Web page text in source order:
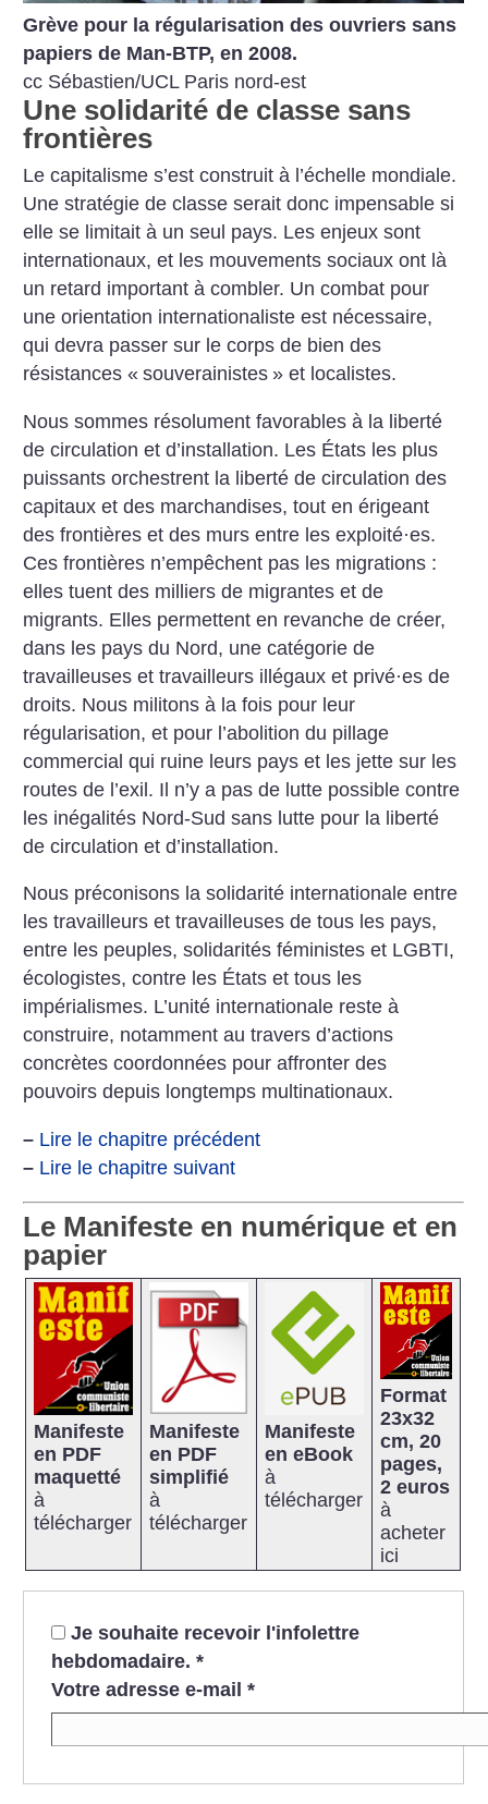
Grève pour la régularisation des ouvriers sans
papiers de Man-BTP, en 2008.
cc Sébastien/UCL Paris nord-est
Une solidarité de classe sans
frontières
Le capitalisme s’est construit à l’échelle mondiale.
Une stratégie de classe serait donc impensable si
elle se limitait à un seul pays. Les enjeux sont
internationaux, et les mouvements sociaux ont là
un retard important à combler. Un combat pour
une orientation internationaliste est nécessaire,
qui devra passer sur le corps de bien des
résistances « souverainistes » et localistes.
Nous sommes résolument favorables à la liberté
de circulation et d’installation. Les États les plus
puissants orchestrent la liberté de circulation des
capitaux et des marchandises, tout en érigeant
des frontières et des murs entre les exploité·es.
Ces frontières n’empêchent pas les migrations :
elles tuent des milliers de migrantes et de
migrants. Elles permettent en revanche de créer,
dans les pays du Nord, une catégorie de
travailleuses et travailleurs illégaux et privé·es de
droits. Nous militons à la fois pour leur
régularisation, et pour l’abolition du pillage
commercial qui ruine leurs pays et les jette sur les
routes de l’exil. Il n’y a pas de lutte possible contre
les inégalités Nord-Sud sans lutte pour la liberté
de circulation et d’installation.
Nous préconisons la solidarité internationale entre
les travailleurs et travailleuses de tous les pays,
entre les peuples, solidarités féministes et LGBTI,
écologistes, contre les États et tous les
impérialismes. L’unité internationale reste à
construire, notamment au travers d’actions
concrètes coordonnées pour affronter des
pouvoirs depuis longtemps multinationaux.
– Lire le chapitre précédent
– Lire le chapitre suivant
Le Manifeste en numérique et en
papier
Manifeste
en PDF
maquetté
à
télécharger
Manifeste
en PDF
simplifié
à
télécharger
Manifeste
en eBook
à
télécharger
Format
23x32
cm, 20
pages,
2 euros
à
acheter
ici
Je souhaite recevoir l'infolettre
hebdomadaire. *
Votre adresse e-mail *